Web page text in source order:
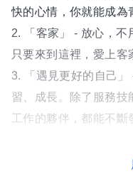
快的心情，你就能成為
2. 「客家」 - 放心，不
只要來到這裡，愛上客
3. 「遇見更好的自己
習、成長。除了服務
工作的夥伴，都能不斷
柚子花花，隨時歡迎優